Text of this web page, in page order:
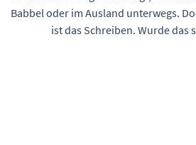
Babbel oder im Ausland unterwegs.
ist das Schreiben. Wurde das